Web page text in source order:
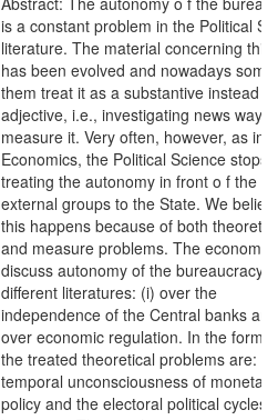
is a constant problem in the Political
literature. The material concerning this
has been evolved and nowadays
them treat it as a substantive instead
adjective, i.e., investigating news ways
measure it. Very often, however, as in
Economics, the Political Science stops
treating the autonomy in front o f the
external groups to the State. We
this happens because of both
and measure problems. The
discuss autonomy of the bureaucracy
different literatures: (i) over the
independence of the Central banks
over economic regulation. In the
the treated theoretical problems are:
temporal unconsciousness of monetary
policy and the electoral political cycles.